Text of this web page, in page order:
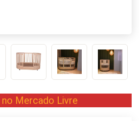
no Mercado Livre